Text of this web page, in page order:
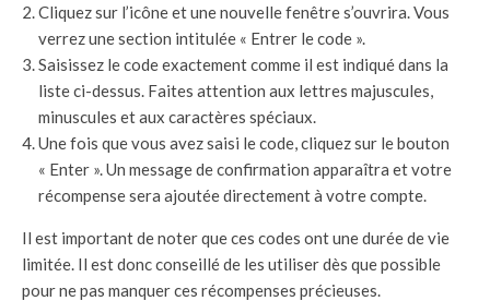
Cliquez sur l’icône et une nouvelle fenêtre s’ouvrira. Vous
verrez une section intitulée « Entrer le code ».
Saisissez le code exactement comme il est indiqué dans la
liste ci-dessus. Faites attention aux lettres majuscules,
minuscules et aux caractères spéciaux.
Une fois que vous avez saisi le code, cliquez sur le bouton
« Enter ». Un message de confirmation apparaîtra et votre
récompense sera ajoutée directement à votre compte.
Il est important de noter que ces codes ont une durée de vie
limitée. Il est donc conseillé de les utiliser dès que possible
pour ne pas manquer ces récompenses précieuses.